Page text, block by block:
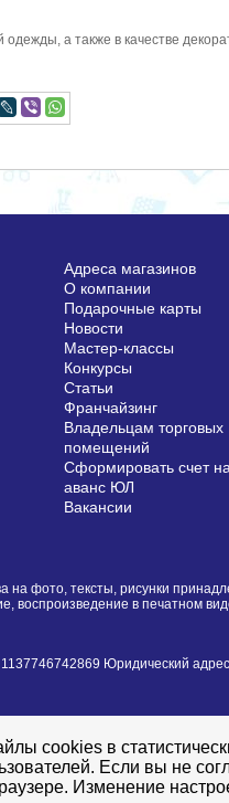
а также в качестве
Адреса магазинов
О компании
Подарочные карты
Новости
Мастер-классы
Конкурсы
Статьи
Франчайзинг
Владельцам торговых
помещений
Сформировать счет на
аванс ЮЛ
Вакансии
на фото, тексты, рисунки
воспроизведение в печатном
Юридический
cookies в
Если вы не
Изменение